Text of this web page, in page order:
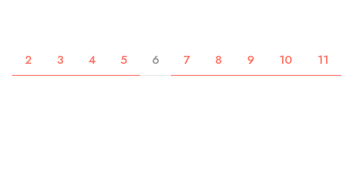
2 3 4 5 6 7 8 9 10 11